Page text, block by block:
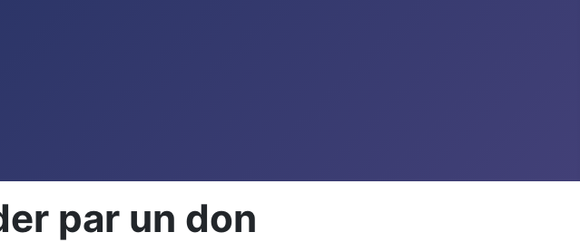
par un don